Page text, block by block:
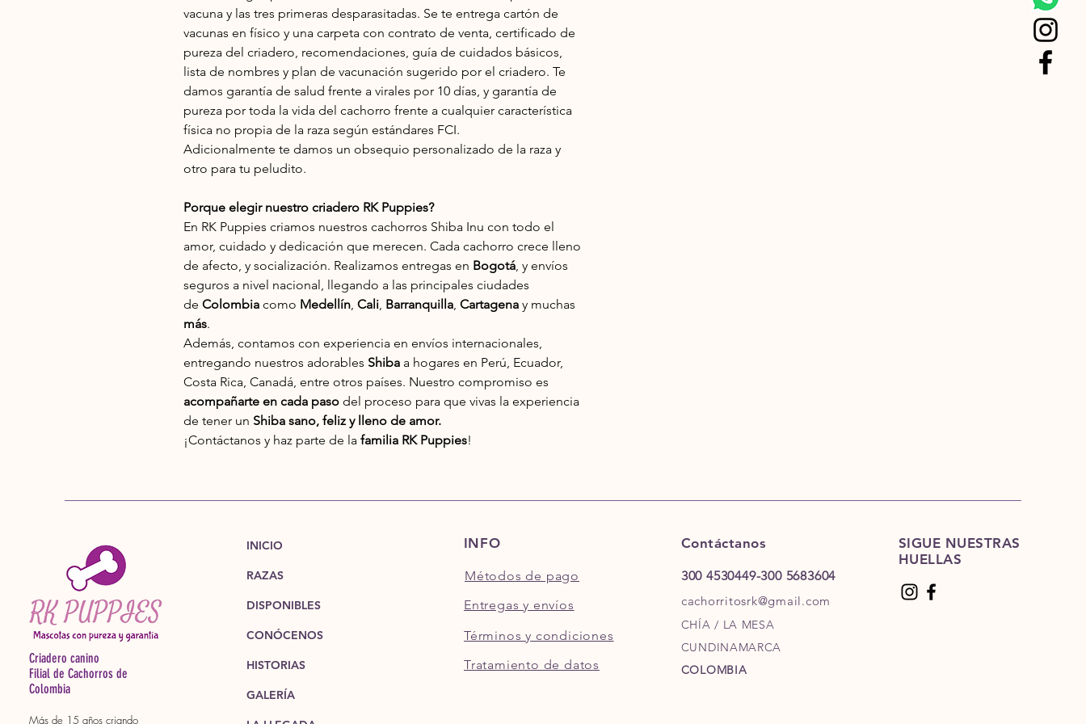
vacuna y las tres primeras desparasitadas. Se te entrega cartón de
vacunas en físico y una carpeta con contrato de venta, certificado de
pureza del criadero, recomendaciones, guía de cuidados básicos,
lista de nombres y plan de vacunación sugerido por el criadero. Te
damos garantía de salud frente a virales por 10 días, y garantía de
pureza por toda la vida del cachorro frente a cualquier característica
física no propia de la raza según estándares FCI.
Adicionalmente te damos un obsequio personalizado de la raza y
otro para tu peludito.
Porque elegir nuestro criadero RK Puppies?
En RK Puppies criamos nuestros cachorros Shiba Inu con todo el
amor, cuidado y dedicación que merecen. Cada cachorro crece lleno
de afecto, y socialización. Realizamos entregas en Bogotá, y envíos
seguros a nivel nacional, llegando a las principales ciudades
de Colombia como Medellín, Cali, Barranquilla, Cartagena y muchas
más.
Además, contamos con experiencia en envíos internacionales,
entregando nuestros adorables Shiba a hogares en Perú, Ecuador,
Costa Rica, Canadá, entre otros países. Nuestro compromiso es
acompañarte en cada paso del proceso para que vivas la experiencia
de tener un Shiba sano, feliz y lleno de amor.
¡Contáctanos y haz parte de la familia RK Puppies!
Criadero canino
Filial de Cachorros de
Colombia
Más de 15 años criando
INICIO
RAZAS
DISPONIBLES
CONÓCENOS
HISTORIAS
GALERÍA
INFO
Métodos de pago
Entregas y envíos
Términos y condiciones
Tratamiento de datos
Contáctanos
300 4530449-300 5683604
cachorritosrk@gmail.com
CHÍA / LA MESA
CUNDINAMARCA
COLOMBIA
SIGUE NUESTRAS
HUELLAS